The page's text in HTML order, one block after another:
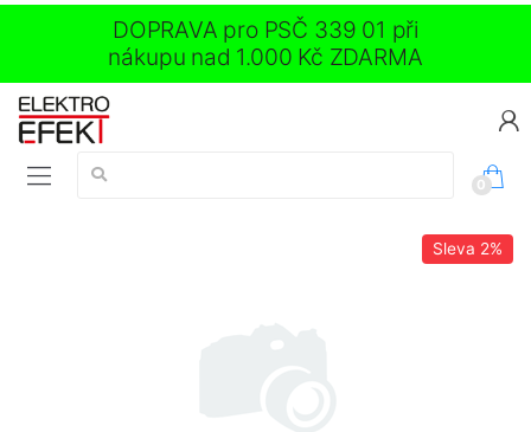
DOPRAVA pro PSČ 339 01 při
nákupu nad 1.000 Kč ZDARMA
Vyhledávání:
0
Sleva 2%